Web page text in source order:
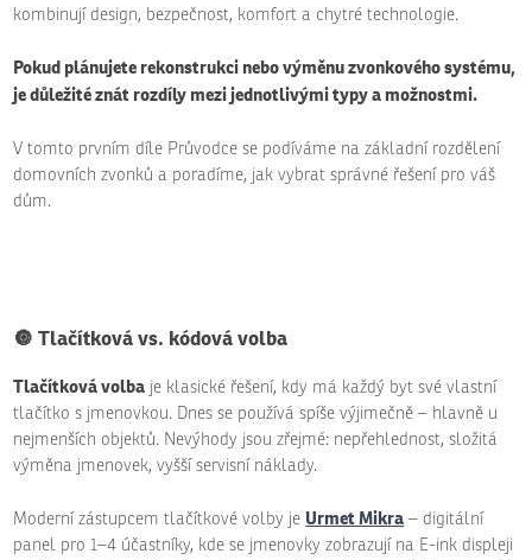
kombinují design, bezpečnost, komfort a chytré technologie.
Pokud plánujete rekonstrukci nebo výměnu zvonkového systému,
je důležité znát rozdíly mezi jednotlivými typy a možnostmi.
V tomto prvním díle Průvodce se podíváme na základní rozdělení
domovních zvonků a poradíme, jak vybrat správné řešení pro váš
dům.
🔘 Tlačítková vs. kódová volba
Tlačítková volba je klasické řešení, kdy má každý byt své vlastní
tlačítko s jmenovkou. Dnes se používá spíše výjimečně – hlavně u
nejmenších objektů. Nevýhody jsou zřejmé: nepřehlednost, složitá
výměna jmenovek, vyšší servisní náklady.
Moderní zástupcem tlačítkové volby je Urmet Mikra – digitální
panel pro 1–4 účastníky, kde se jmenovky zobrazují na E-ink displeji